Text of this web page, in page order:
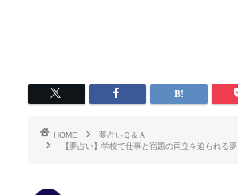
HOME
夢占いＱ＆Ａ
【夢占い】学校で仕事と宿題の両立を迫られる夢